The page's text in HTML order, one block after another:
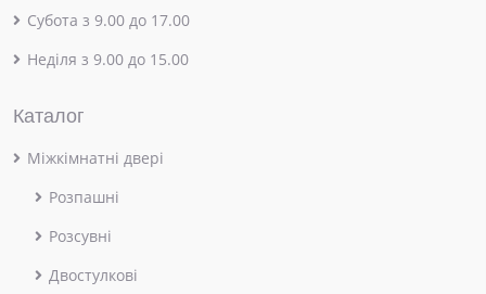
Субота з 9.00 до 17.00
Неділя з 9.00 до 15.00
Каталог
Міжкімнатні двері
Розпашні
Розсувні
Двостулкові